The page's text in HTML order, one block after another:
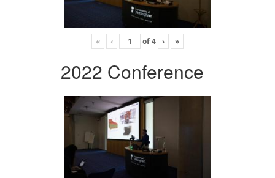
« ‹ of4 › »
2022 Conference